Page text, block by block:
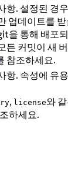
항. 설정된 경
업데이트를
을 통해 배포
든 커밋이 새
참조하세요.
항. 속성에 유
, license와
하세요.